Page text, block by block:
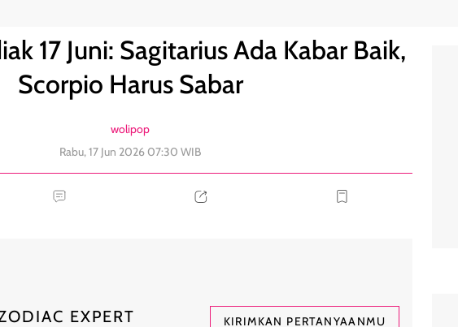
17 Juni: Sagitarius Ada Kabar Baik,
Scorpio Harus Sabar
wolipop
Rabu, 17 Jun 2026 07:30 WIB
EXPERT KIRIMKAN PERTANYAANMU